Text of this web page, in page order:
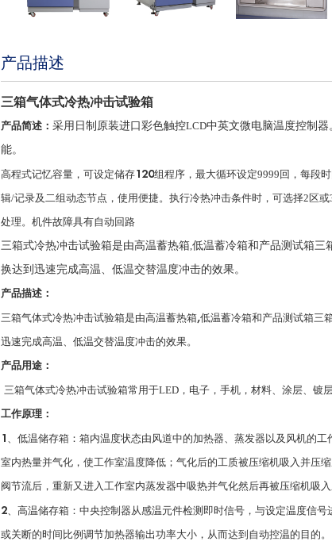
产品描述
三箱气体式冷热冲击试验箱
产品简述： 采用日制原装进口彩色触控LCD中英文微电脑温度控制
能。
高程式记忆容量，可设定储存120组程序，最大循环设定9999 回，每段
辑/记录及二组动态节点，使用便捷。执行冷热冲击条件时，可选择2区或
处理。机件故障具有自动回路
三箱式冷热冲击试验箱是由高温蓄热箱,低温蓄冷箱和产品测试箱三
换达到迅速完成高温、低温交替温度冲击的效果。
产品描述：
三箱气体式冷热冲击试验箱是由高温蓄热箱,低温蓄冷箱和产品测试箱三
迅速完成高温、低温交替温度冲击的效果。
产品用途：
三箱气体式冷热冲击试验箱常用于LED ，电子，手机，材料、涂层、镀
工作原理：
1 、低温储存箱：箱内温度状态由风道中的加热器、蒸发器以及风机的
室内热量并气化，使工作室温度降低；气化后的工质被压缩机吸入并压
阀节流后，重新又进入工作室内蒸发器中吸热并气化然后再被压缩机吸
2、高温储存箱：中央控制器从感温元件检测即时信号，与设定温度信
或关断的时间比例调节加热器输出功率大小，从而达到自动控温的目的。